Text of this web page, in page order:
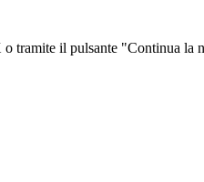
tramite il pulsante "Continua la